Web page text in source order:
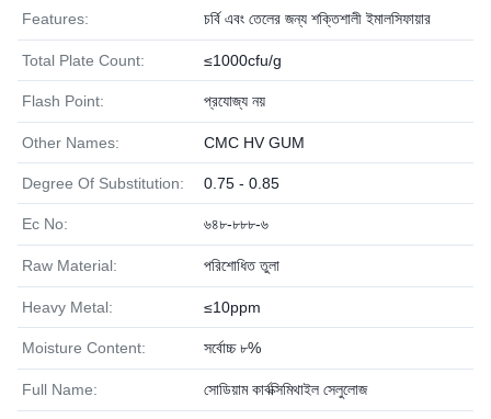
Features: চর্বি এবং তেলের জন্য শক্তিশালী ইমালসিফায়ার
Total Plate Count: ≤1000cfu/g
Flash Point: প্রযোজ্য নয়
Other Names: CMC HV GUM
Degree Of Substitution: 0.75 - 0.85
Ec No: ৬৪৮-৮৮৮-৬
Raw Material: পরিশোধিত তুলা
Heavy Metal: ≤10ppm
Moisture Content: সর্বোচ্চ ৮%
Full Name: সোডিয়াম কার্বক্সিমিথাইল সেলুলোজ